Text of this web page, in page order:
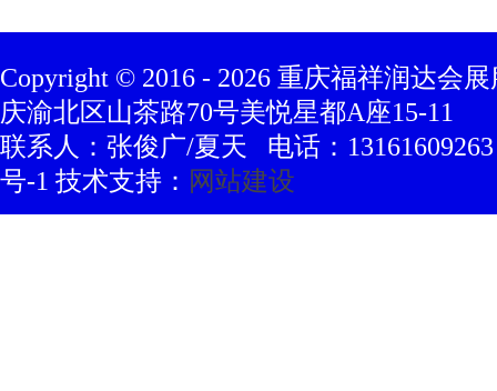
Copyright © 2016 - 2026 重庆福祥润达会
庆渝北区山茶路70号美悦星都A座15-11
联系人：张俊广/夏天 电话：
号-1 技术支持： 网站建设